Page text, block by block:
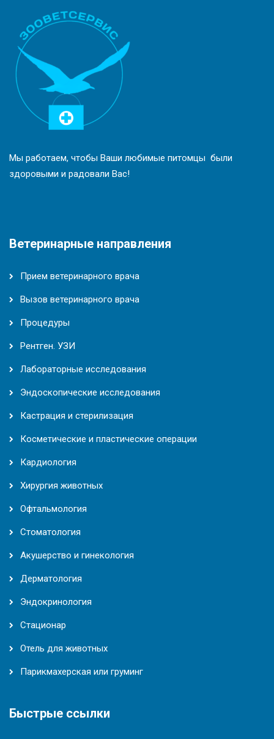
Мы работаем, чтобы Ваши любимые питомцы были
здоровыми и радовали Вас!
Ветеринарные направления
Прием ветеринарного врача
Вызов ветеринарного врача
Процедуры
Рентген. УЗИ
Лабораторные исследования
Эндоскопические исследования
Кастрация и стерилизация
Косметические и пластические операции
Кардиология
Хирургия животных
Офтальмология
Стоматология
Акушерство и гинекология
Дерматология
Эндокринология
Стационар
Отель для животных
Парикмахерская или груминг
Быстрые ссылки